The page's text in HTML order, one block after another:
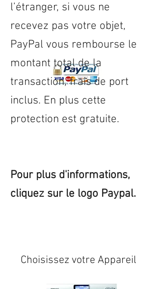
l’étranger, si vous ne
recevez pas votre objet,
PayPal vous rembourse le
montant total de la
transaction, frais de port
inclus. En plus cette
protection est gratuite.
Pour plus d'informations,
cliquez sur le logo Paypal.
Choisissez votre Appareil